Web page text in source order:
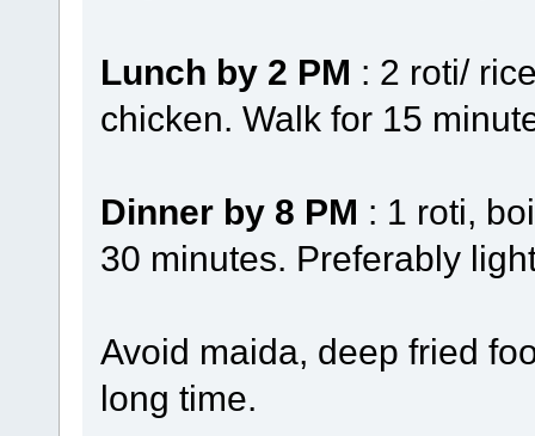
Lunch by 2 PM : 2 roti/
chicken. Walk for 15
Dinner by 8 PM : 1 roti,
30 minutes. Preferably
Avoid maida, deep fried
long time.